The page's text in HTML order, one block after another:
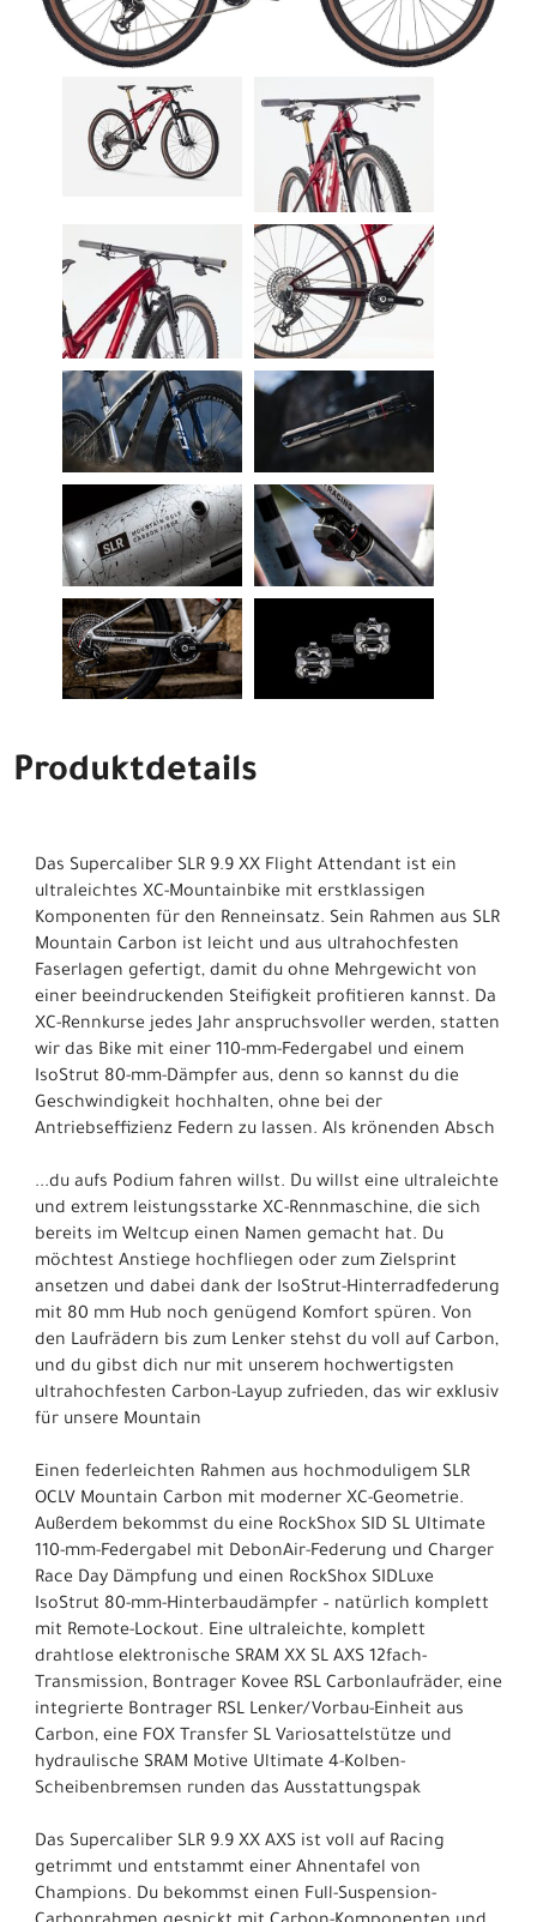
Produktdetails
Das Supercaliber SLR 9.9 XX Flight Attendant ist ein
ultraleichtes XC-Mountainbike mit erstklassigen
Komponenten für den Renneinsatz. Sein Rahmen aus SLR
Mountain Carbon ist leicht und aus ultrahochfesten
Faserlagen gefertigt, damit du ohne Mehrgewicht von
einer beeindruckenden Steifigkeit profitieren kannst. Da
XC-Rennkurse jedes Jahr anspruchsvoller werden, statten
wir das Bike mit einer 110-mm-Federgabel und einem
IsoStrut 80-mm-Dämpfer aus, denn so kannst du die
Geschwindigkeit hochhalten, ohne bei der
Antriebseffizienz Federn zu lassen. Als krönenden Absch
...du aufs Podium fahren willst. Du willst eine ultraleichte
und extrem leistungsstarke XC-Rennmaschine, die sich
bereits im Weltcup einen Namen gemacht hat. Du
möchtest Anstiege hochfliegen oder zum Zielsprint
ansetzen und dabei dank der IsoStrut-Hinterradfederung
mit 80 mm Hub noch genügend Komfort spüren. Von
den Laufrädern bis zum Lenker stehst du voll auf Carbon,
und du gibst dich nur mit unserem hochwertigsten
ultrahochfesten Carbon-Layup zufrieden, das wir exklusiv
für unsere Mountain
Einen federleichten Rahmen aus hochmoduligem SLR
OCLV Mountain Carbon mit moderner XC-Geometrie.
Außerdem bekommst du eine RockShox SID SL Ultimate
110-mm-Federgabel mit DebonAir-Federung und Charger
Race Day Dämpfung und einen RockShox SIDLuxe
IsoStrut 80-mm-Hinterbaudämpfer – natürlich komplett
mit Remote-Lockout. Eine ultraleichte, komplett
drahtlose elektronische SRAM XX SL AXS 12fach-
Transmission, Bontrager Kovee RSL Carbonlaufräder, eine
integrierte Bontrager RSL Lenker/Vorbau-Einheit aus
Carbon, eine FOX Transfer SL Variosattelstütze und
hydraulische SRAM Motive Ultimate 4-Kolben-
Scheibenbremsen runden das Ausstattungspak
Das Supercaliber SLR 9.9 XX AXS ist voll auf Racing
getrimmt und entstammt einer Ahnentafel von
Champions. Du bekommst einen Full-Suspension-